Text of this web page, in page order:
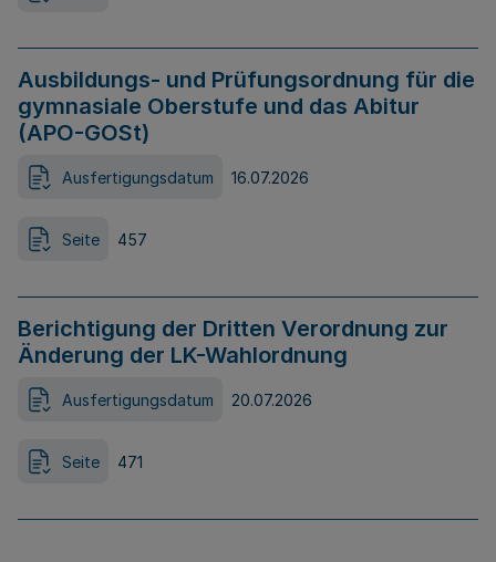
Ausbildungs- und Prüfungsordnung für die
gymnasiale Oberstufe und das Abitur
(APO-GOSt)
Ausfertigungsdatum 16.07.2026
Seite 457
Berichtigung der Dritten Verordnung zur
Änderung der LK-Wahlordnung
Ausfertigungsdatum 20.07.2026
Seite 471